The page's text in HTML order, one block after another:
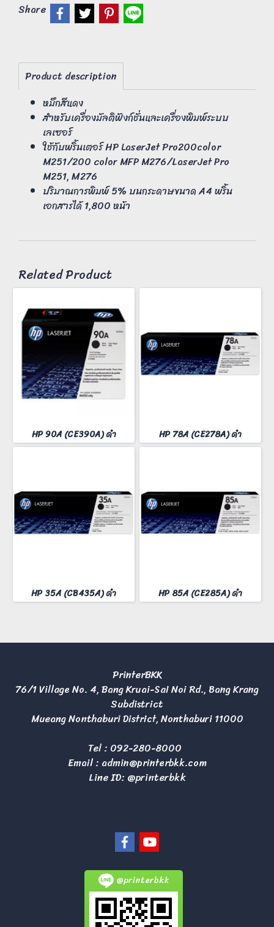
Share
Product description
หมึกสีแดง
สำหรับเครื่องมัลติฟังก์ชั่นและเครื่องพิมพ์ระบบ
เลเซอร์
ใช้กับพริ้นเตอร์ HP LaserJet Pro200color
M251/200 color MFP M276/LaserJet Pro
M251, M276
ปริมาณการพิมพ์ 5% บนกระดาษขนาด A4 พริ้น
เอกสารได้ 1,800 หน้า
Related Product
HP 90A (CE390A) ดำ HP 78A (CE278A) ดำ
HP 35A (CB435A) ดำ HP 85A (CE285A) ดำ
PrinterBKK
76/1 Village No. 4, Bang Kruai-Sai Noi Rd., Bang Krang
Subdistrict
Mueang Nonthaburi District, Nonthaburi 11000
Tel : 092-280-8000
Email : admin@printerbkk.com
Line ID: @printerbkk
@printerbkk